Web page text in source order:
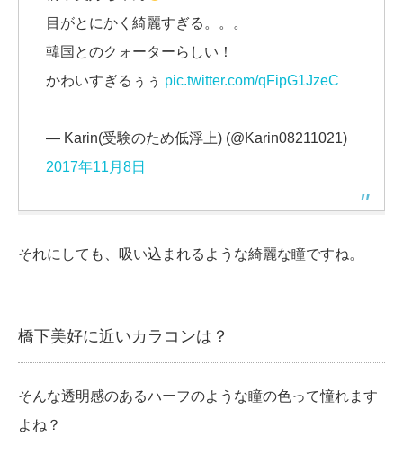
目がとにかく綺麗すぎる。。。
韓国とのクォーターらしい！
かわいすぎるぅぅ pic.twitter.com/qFipG1JzeC
— Karin(受験のため低浮上) (@Karin08211021)
2017年11月8日
それにしても、吸い込まれるような綺麗な瞳ですね。
橋下美好に近いカラコンは？
そんな透明感のあるハーフのような瞳の色って憧れます
よね？